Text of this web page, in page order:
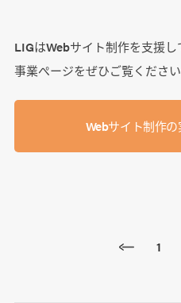
LIGはWebサイト制作を支援
事業ぺージをぜひご覧ください
Webサイト制作
1